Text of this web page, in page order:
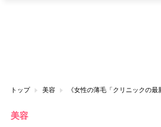
トップ 美容
美容